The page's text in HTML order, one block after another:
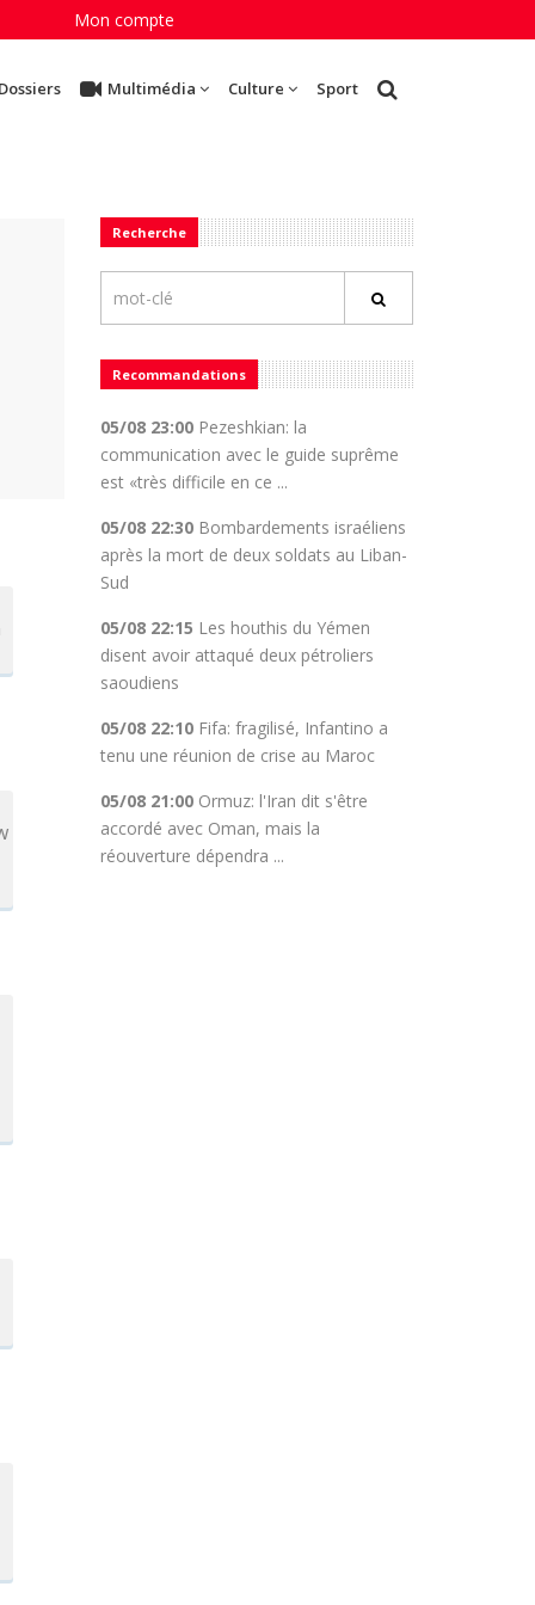
Mon compte
Multimédia Culture Sport
Recherche
Recommandations
05/08 23:00Pezeshkian: la
communication avec le guide suprême
est «très difficile en ce ...
05/08 22:30Bombardements israéliens
après la mort de deux soldats au Liban-
Sud
05/08 22:15 Les houthis du Yémen
disent avoir attaqué deux pétroliers
saoudiens
05/08 22:10Fifa: fragilisé, Infantino a
tenu une réunion de crise au Maroc
05/08 21:00Ormuz: l'Iran dit s'être
accordé avec Oman, mais la
réouverture dépendra ...